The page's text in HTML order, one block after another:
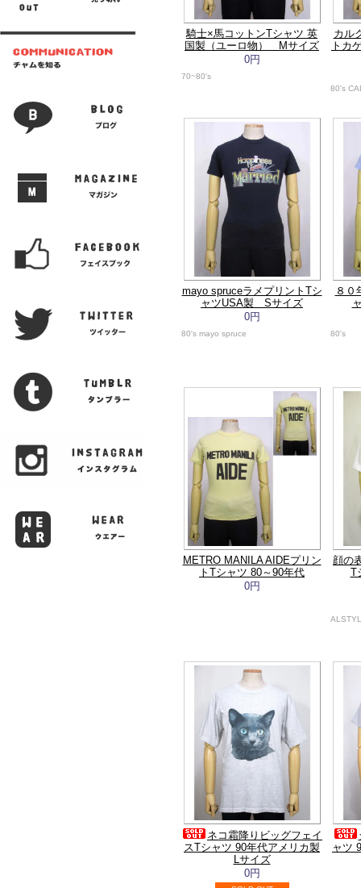
騎士×馬コットンTシャツ 英
国製（ユーロ物） Mサイズ
0円
70~80's
カル
トカ
80's
mayo spruceラメプリントTシ
ャツUSA製 Sサイズ
0円
80's mayo spruce
８０
80's
METRO MANILA AIDEプリン
トTシャツ 80～90年代
0円
顔の
T
ネコ霜降りビッグフェイ
スTシャツ 90年代アメリカ製
Lサイズ
0円
ャツ